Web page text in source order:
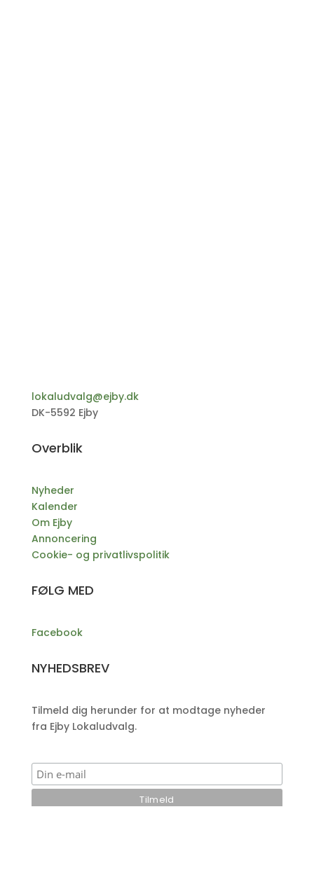
lokaludvalg@ejby.dk
DK-5592 Ejby
Overblik
Nyheder
Kalender
Om Ejby
Annoncering
Cookie- og privatlivspolitik
FØLG MED
Facebook
NYHEDSBREV
Tilmeld dig herunder for at modtage nyheder
fra Ejby Lokaludvalg.